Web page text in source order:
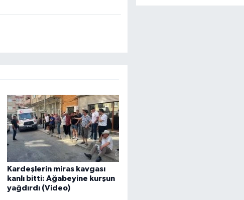
Kardeşlerin miras kavgası
kanlı bitti: Ağabeyine kurşun
yağdırdı (Video)